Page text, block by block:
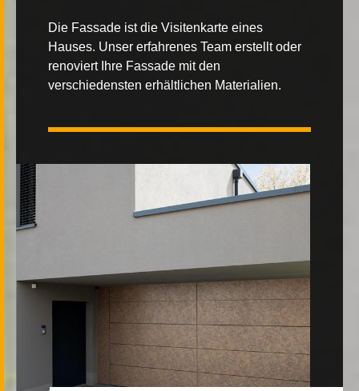
Die Fassade ist die Visitenkarte eines
Hauses. Unser erfahrenes Team erstellt oder
renoviert Ihre Fassade mit den
verschiedensten erhältlichen Materialien.